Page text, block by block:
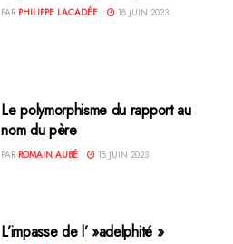
PAR PHILIPPE LACADÉE 18 JUIN 2023
Le polymorphisme du rapport au
nom du père
PAR ROMAIN AUBÉ 18 JUIN 2023
L’impasse de l’ »adelphité »